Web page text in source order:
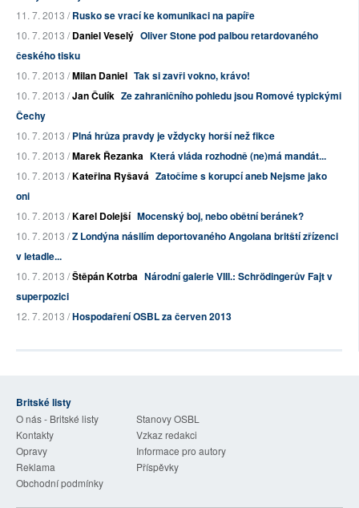
11. 7. 2013 /Rusko se vrací ke komunikaci na papíře
10. 7. 2013 /Daniel Veselý Oliver Stone pod palbou retardovaného
českého tisku
10. 7. 2013 /Milan Daniel Tak si zavři vokno, krávo!
10. 7. 2013 /Jan Čulík Ze zahraničního pohledu jsou Romové typickými
Čechy
10. 7. 2013 /Plná hrůza pravdy je vždycky horší než fikce
10. 7. 2013 /Marek Řezanka Která vláda rozhodně (ne)má mandát...
10. 7. 2013 /Kateřina Ryšavá Zatočíme s korupcí aneb Nejsme jako
oni
10. 7. 2013 /Karel Dolejší Mocenský boj, nebo obětní beránek?
10. 7. 2013 /Z Londýna násilím deportovaného Angolana britští zřízenci
v letadle...
10. 7. 2013 /Štěpán Kotrba Národní galerie VIII.: Schrödingerův Fajt v
superpozici
12. 7. 2013 /Hospodaření OSBL za červen 2013
Britské listy
O nás - Britské listy
Stanovy OSBL
Kontakty
Vzkaz redakci
Opravy
Informace pro autory
Reklama
Příspěvky
Obchodní podmínky